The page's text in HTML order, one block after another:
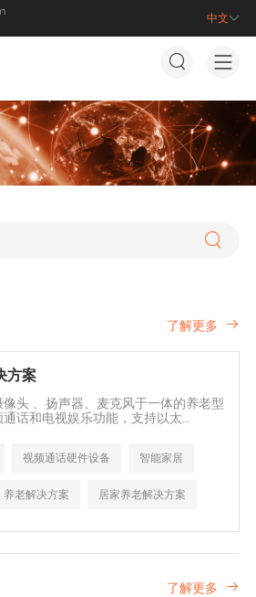
中文


了解更多 
方案
头 、扬声器、麦克风于一体的养老型
话和电视娱乐功能，支持以太
软件深度集成，专注养老体验。
视频通话硬件设备 智能家居
养老解决方案 居家养老解决方案
了解更多 